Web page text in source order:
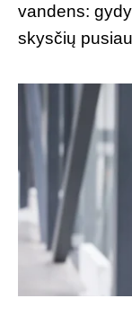
vandens:
skysčių